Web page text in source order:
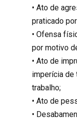
• Ato de
praticado
• Ofensa
por motivo
• Ato de
imperícia de
trabalho;
• Ato de
•